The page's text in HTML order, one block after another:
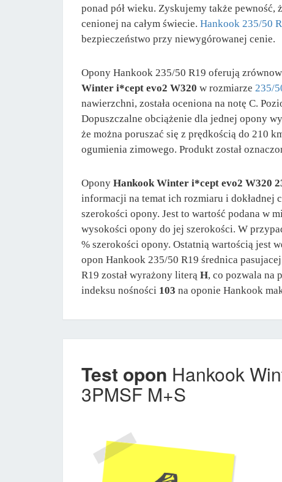
ponad pół wieku. Zyskujemy także
cenionej na całym świecie. Hankook 235/50
bezpieczeństwo przy niewygórowanej cenie.
Opony Hankook 235/50 R19 oferują
Winter i*cept evo2 W320 w rozmiarze 235/
nawierzchni, została oceniona na notę C.
Dopuszczalne obciążenie dla jednej opony
że można poruszać się z prędkością do 210
ogumienia zimowego. Produkt został
Opony Hankook Winter i*cept evo2 W320
informacji na temat ich rozmiaru i
szerokości opony. Jest to wartość podana
wysokości opony do jej szerokości. W
% szerokości opony. Ostatnią wartością jest
opon Hankook 235/50 R19 średnica
R19 został wyrażony literą H, co pozwala na
indeksu nośności 103 na oponie Hankook
Test opon Hankook
3PMSF M+S